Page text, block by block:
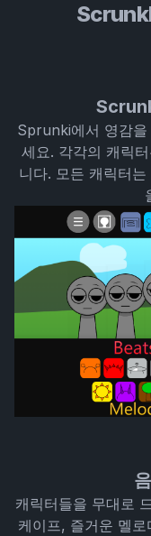
Sprunki에서 영감
세요. 각각의 캐릭
니다. 모든 캐릭터
캐릭터들을 무대로
케이프, 즐거운 멜